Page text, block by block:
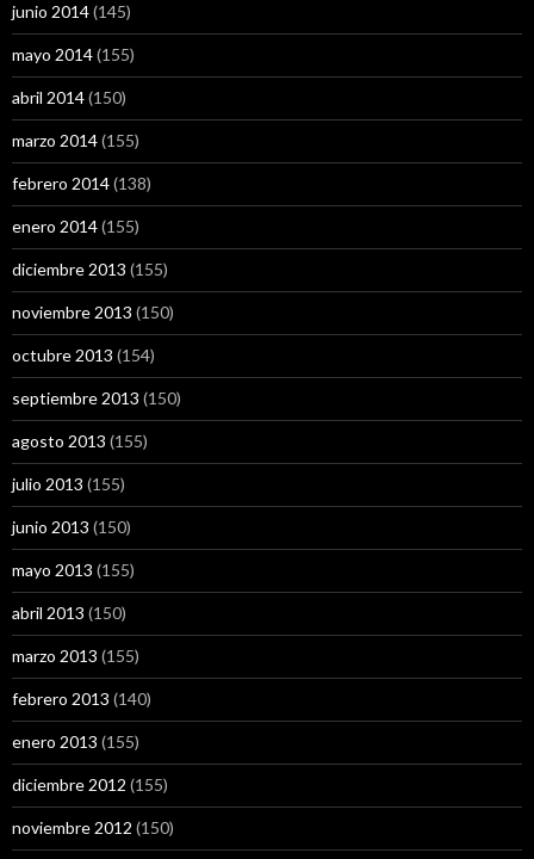
junio 2014(145)
mayo 2014(155)
abril 2014(150)
marzo 2014(155)
febrero 2014(138)
enero 2014(155)
diciembre 2013 (155)
noviembre 2013 (150)
octubre 2013 (154)
septiembre 2013 (150)
agosto 2013 (155)
julio 2013 (155)
junio 2013 (150)
mayo 2013 (155)
abril 2013 (150)
marzo 2013 (155)
febrero 2013 (140)
enero 2013 (155)
diciembre 2012 (155)
noviembre 2012 (150)